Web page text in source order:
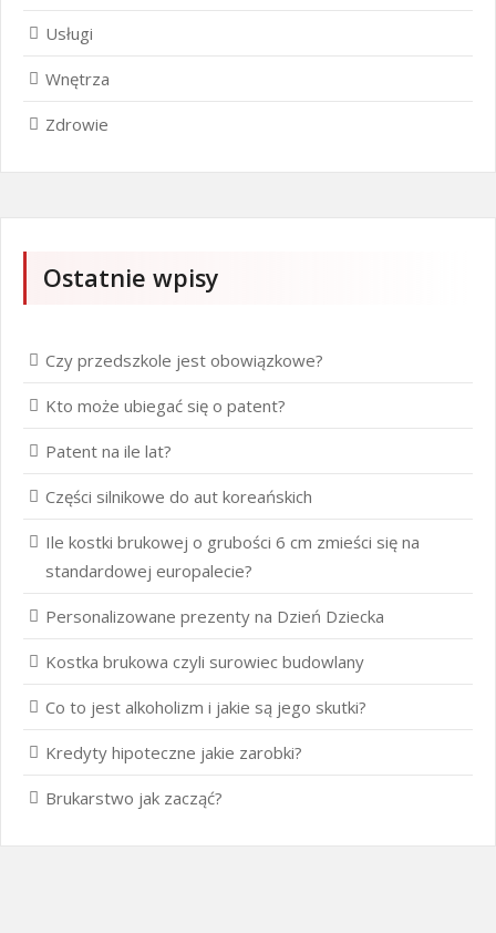
Usługi
Wnętrza
Zdrowie
Ostatnie wpisy
Czy przedszkole jest obowiązkowe?
Kto może ubiegać się o patent?
Patent na ile lat?
Części silnikowe do aut koreańskich
Ile kostki brukowej o grubości 6 cm zmieści się na
standardowej europalecie?
Personalizowane prezenty na Dzień Dziecka
Kostka brukowa czyli surowiec budowlany
Co to jest alkoholizm i jakie są jego skutki?
Kredyty hipoteczne jakie zarobki?
Brukarstwo jak zacząć?